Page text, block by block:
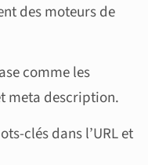
des moteurs de
comme les
meta description.
clés dans l’URL et